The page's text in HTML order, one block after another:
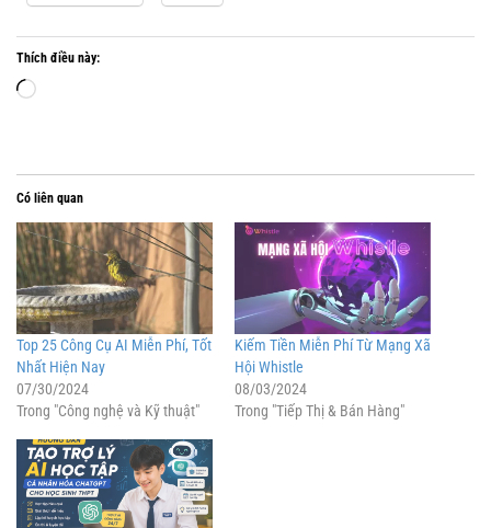
Thích điều này:
Đang
Có liên quan
Top 25 Công Cụ AI Miễn Phí, Tốt
Nhất Hiện Nay
07/30/2024
Trong "Công nghệ và Kỹ thuật"
Kiếm Tiền Miễn Phí Từ Mạng Xã
Hội Whistle
08/03/2024
Trong "Tiếp Thị & Bán Hàng"